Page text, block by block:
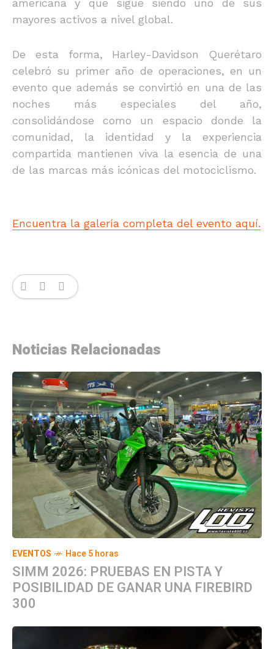
americana y que sigue siendo uno de sus
mayores activos a nivel global.
De esta forma, Harley-Davidson Querétaro
celebró su primer año de operaciones, en un
evento que además se convirtió en una de las
noches más especiales del año,
consolidándose como un espacio donde la
comunidad, la identidad y la experiencia
compartida mantienen viva la esencia de una
de las marcas más icónicas del motociclismo.
Encuentra la galería completa del evento aquí.
Noticias Relacionadas
EVENTOS Hace 5 horas
SIMM 2026: PRUEBAS EN PISTA Y
POSIBILIDAD DE GANAR UNA FIREBIRD
300